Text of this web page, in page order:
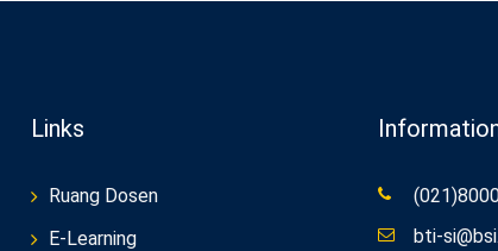
Links
Ruang Dosen
E-Learning
bti-